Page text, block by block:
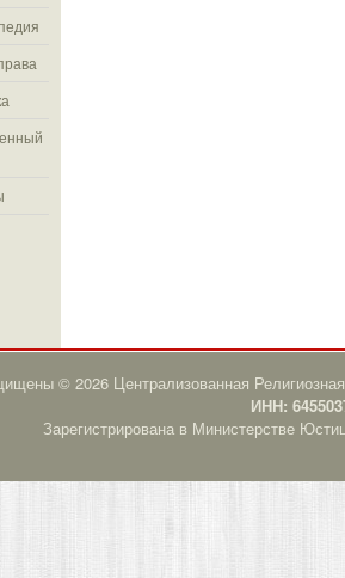
© 2026 Централизованная
ИНН:
Зарегистрирована в Министерстве